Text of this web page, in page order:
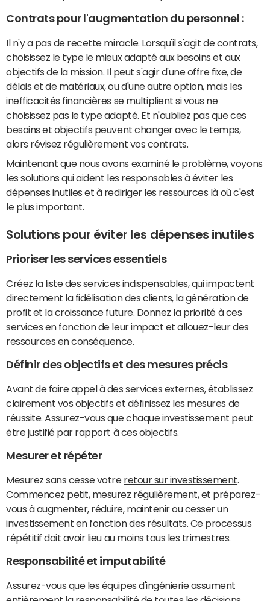
Contrats pour l'augmentation du personnel :
Il n'y a pas de recette miracle. Lorsqu'il s'agit de contrats,
choisissez le type le mieux adapté aux besoins et aux
objectifs de la mission. Il peut s'agir d'une offre fixe, de
délais et de matériaux, ou d'une autre option, mais les
inefficacités financières se multiplient si vous ne
choisissez pas le type adapté. Et n'oubliez pas que ces
besoins et objectifs peuvent changer avec le temps,
alors révisez régulièrement vos contrats.
Maintenant que nous avons examiné le problème, voyons
les solutions qui aident les responsables à éviter les
dépenses inutiles et à rediriger les ressources là où c'est
le plus important.
Solutions pour éviter les dépenses inutiles
Prioriser les services essentiels
Créez la liste des services indispensables, qui impactent
directement la fidélisation des clients, la génération de
profit et la croissance future. Donnez la priorité à ces
services en fonction de leur impact et allouez-leur des
ressources en conséquence.
Définir des objectifs et des mesures précis
Avant de faire appel à des services externes, établissez
clairement vos objectifs et définissez les mesures de
réussite. Assurez-vous que chaque investissement peut
être justifié par rapport à ces objectifs.
Mesurer et répéter
Mesurez sans cesse votre retour sur investissement
Commencez petit, mesurez régulièrement, et préparez-
vous à augmenter, réduire, maintenir ou cesser un
investissement en fonction des résultats. Ce processus
répétitif doit avoir lieu au moins tous les trimestres.
Responsabilité et imputabilité
Assurez-vous que les équipes d'ingénierie assument